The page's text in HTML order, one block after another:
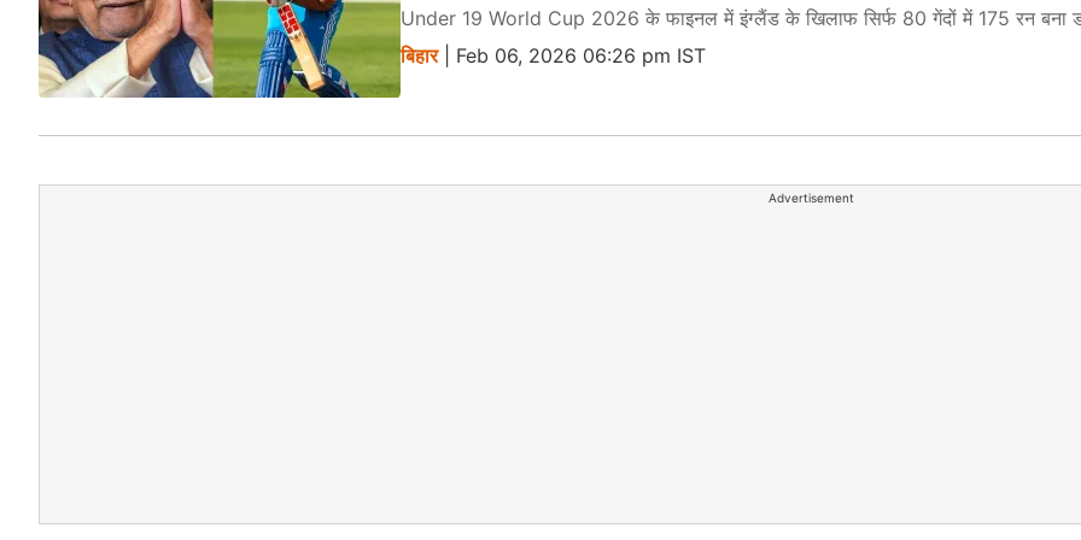
Under 19 World Cup 2026 के फाइनल में इंग्लैंड के खिलाफ सिर्फ 80 गेंदों में 175 रन बना
बिहार| Feb 06, 2026 06:26 pm IST
Advertisement